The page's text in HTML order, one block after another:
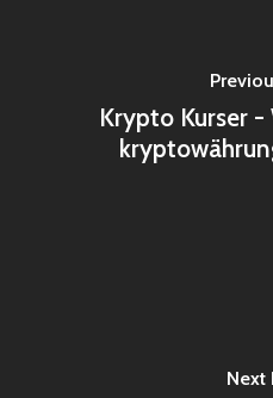
Krypto Kurser
Next